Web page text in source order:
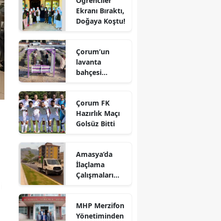
Edirne
Erzincan
Erzurum
Gaziantep
Gümüşhane
Hakkari
Isparta
Ekranı Bıraktı,
Doğaya Koştu!
Çorum’un
lavanta
bahçesi
Çorum FK
Hazırlık Maçı
Golsüz Bitti
Amasya’da
İlaçlama
Çalışmaları
MHP Merzifon
Yönetiminden